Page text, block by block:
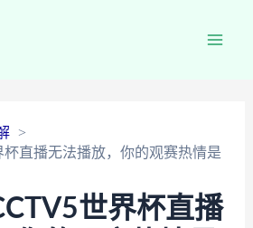
直播无法播放，你的观赛热情是
世界杯直播